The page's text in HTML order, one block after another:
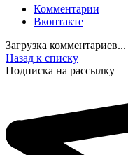
Комментарии
Вконтакте
Загрузка комментариев...
Назад к списку
Подписка на рассылку